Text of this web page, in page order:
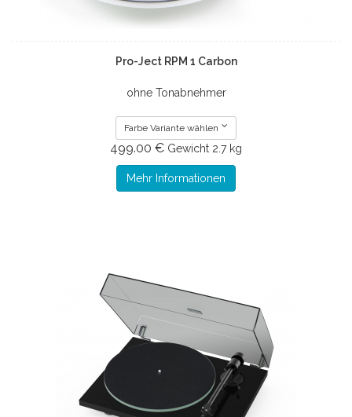
Pro-Ject RPM 1 Carbon
ohne Tonabnehmer
Farbe Variante wählen
499.00 € Gewicht 2.7 kg
Mehr Informationen